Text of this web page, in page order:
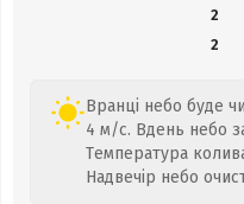
2
2
Вранці небо буде
4 м/с. Вдень небо
Температура
Надвечір небо